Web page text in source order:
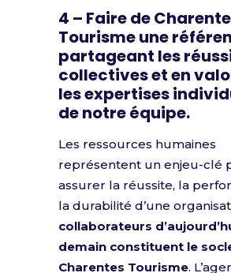
4 – Faire de
Tourisme une
partageant les
collectives et en
les expertises
de notre équipe.
Les ressources humaines
représentent un enjeu-clé
assurer la réussite, la
la durabilité d’une
collaborateurs
demain constituent le
Charentes Tourisme.